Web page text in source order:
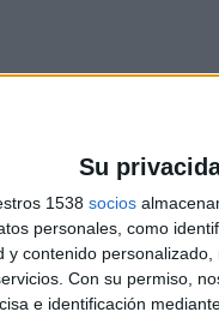
Su
1538 socios
personales, como
y contenido
Con su permiso,
e identificación